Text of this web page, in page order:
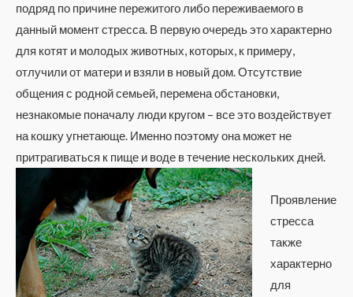
подряд по причине пережитого либо переживаемого в
данный момент стресса. В первую очередь это характерно
для котят и молодых животных, которых, к примеру,
отлучили от матери и взяли в новый дом. Отсутствие
общения с родной семьей, перемена обстановки,
незнакомые поначалу люди кругом – все это воздействует
на кошку угнетающе. Именно поэтому она может не
притрагиваться к пище и воде в течение нескольких дней.
Проявление
стресса
также
характерно
для